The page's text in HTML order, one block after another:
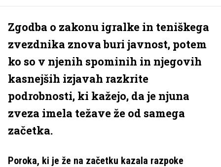
Zgodba o zakonu igralke in teniškega
zvezdnika znova buri javnost, potem
ko so v njenih spominih in njegovih
kasnejših izjavah razkrite
podrobnosti, ki kažejo, da je njuna
zveza imela težave že od samega
začetka.
Poroka, ki je že na začetku kazala razpoke